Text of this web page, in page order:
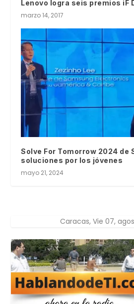
Lenovo logra seis premios iF
marzo 14, 2017
Solve For Tomorrow 2024 de
soluciones por los jóvenes
mayo 21, 2024
Caracas, Vie 07,